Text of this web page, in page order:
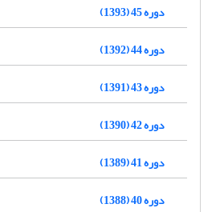
دوره 45 (1393)
دوره 44 (1392)
دوره 43 (1391)
دوره 42 (1390)
دوره 41 (1389)
دوره 40 (1388)